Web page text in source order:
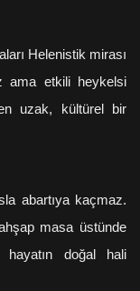
Helenistik mirası
ama etkili heykelsi
uzak, kültürel bir
abartıya kaçmaz.
masa üstünde
doğal hali